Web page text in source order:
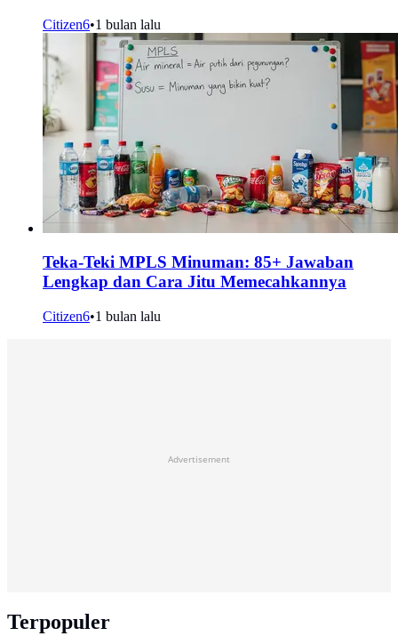
Citizen6•1 bulan lalu
Teka-Teki MPLS Minuman: 85+ Jawaban
Lengkap dan Cara Jitu Memecahkannya
Citizen6•1 bulan lalu
Advertisement
Terpopuler